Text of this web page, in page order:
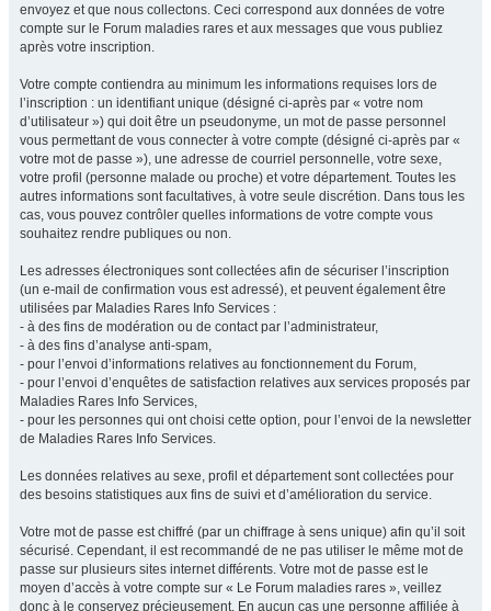
envoyez et que nous collectons. Ceci correspond aux données de votre
compte sur le Forum maladies rares et aux messages que vous publiez
après votre inscription.
Votre compte contiendra au minimum les informations requises lors de
l’inscription : un identifiant unique (désigné ci-après par « votre nom
d’utilisateur ») qui doit être un pseudonyme, un mot de passe personnel
vous permettant de vous connecter à votre compte (désigné ci-après par «
votre mot de passe »), une adresse de courriel personnelle, votre sexe,
votre profil (personne malade ou proche) et votre département. Toutes les
autres informations sont facultatives, à votre seule discrétion. Dans tous les
cas, vous pouvez contrôler quelles informations de votre compte vous
souhaitez rendre publiques ou non.
Les adresses électroniques sont collectées afin de sécuriser l’inscription
(un e-mail de confirmation vous est adressé), et peuvent également être
utilisées par Maladies Rares Info Services :
- à des fins de modération ou de contact par l’administrateur,
- à des fins d’analyse anti-spam,
- pour l’envoi d’informations relatives au fonctionnement du Forum,
- pour l’envoi d’enquêtes de satisfaction relatives aux services proposés par
Maladies Rares Info Services,
- pour les personnes qui ont choisi cette option, pour l’envoi de la newsletter
de Maladies Rares Info Services.
Les données relatives au sexe, profil et département sont collectées pour
des besoins statistiques aux fins de suivi et d’amélioration du service.
Votre mot de passe est chiffré (par un chiffrage à sens unique) afin qu’il soit
sécurisé. Cependant, il est recommandé de ne pas utiliser le même mot de
passe sur plusieurs sites internet différents. Votre mot de passe est le
moyen d’accès à votre compte sur « Le Forum maladies rares », veillez
donc à le conservez précieusement. En aucun cas une personne affiliée à